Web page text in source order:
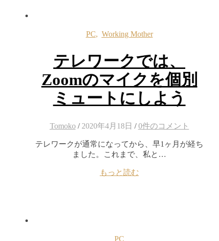
PC, Working Mother
テレワークでは、
Zoomのマイクを個別
ミュートにしよう
Tomoko / 2020年4月18日 / 0件のコメント
テレワークが通常になってから、早1ヶ月が経ち
ました。これまで、私と…
もっと読む
PC